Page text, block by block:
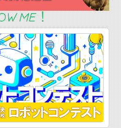
落制止用器具特別教育を実施しまし
別教育を実施しましたNew